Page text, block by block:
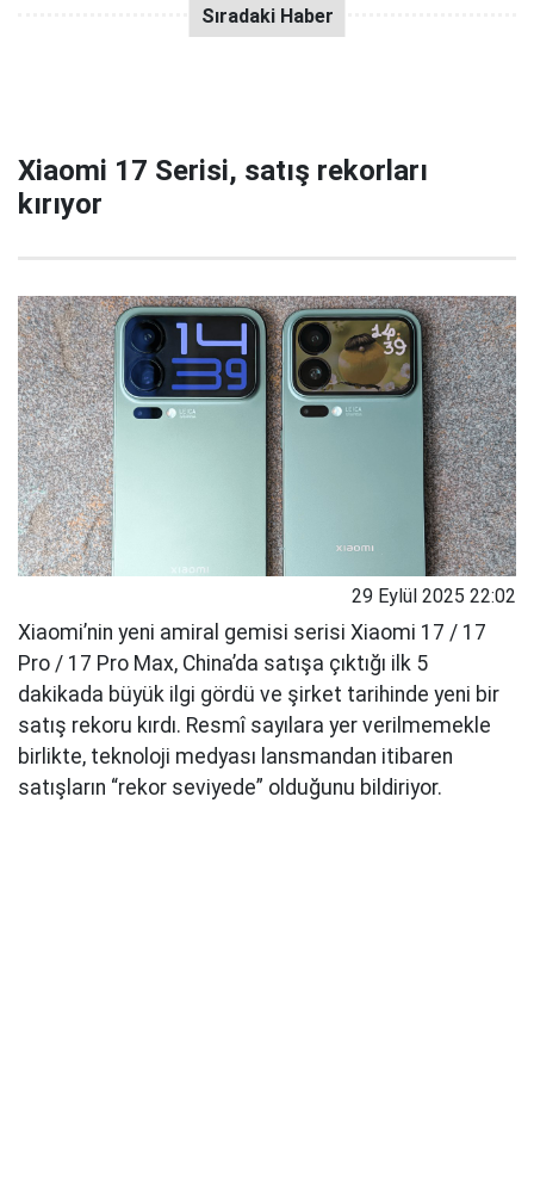
Xiaomi 17 Serisi, satış rekorları
kırıyor
29 Eylül 2025 22:02
Xiaomi’nin yeni amiral gemisi serisi Xiaomi 17 / 17
Pro / 17 Pro Max, China’da satışa çıktığı ilk 5
dakikada büyük ilgi gördü ve şirket tarihinde yeni bir
satış rekoru kırdı. Resmî sayılara yer verilmemekle
birlikte, teknoloji medyası lansmandan itibaren
satışların “rekor seviyede” olduğunu bildiriyor.